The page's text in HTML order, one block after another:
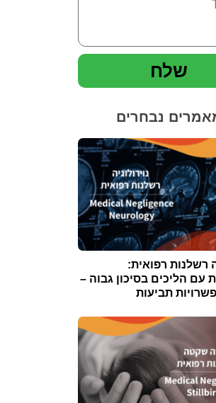
שלח
נבחרים
רשלנות רפואית:
עם הליכים בסיכון גבוה –
תביעות